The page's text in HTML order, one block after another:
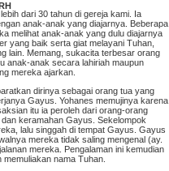
dari 30 tahun di gereja kami. Ia
anak-anak yang diajarnya. Beberapa
melihat anak-anak yang dulu diajarnya
yang baik serta giat melayani Tuhan,
lain. Memang, sukacita terbesar orang
anak-anak secara lahiriah maupun
mereka ajarkan.
dirinya sebagai orang tua yang
Gayus. Yohanes memujinya karena
itu ia peroleh dari orang-orang
keramahan Gayus. Sekelompok
lalu singgah di tempat Gayus. Gayus
mereka tidak saling mengenal (ay.
mereka. Pengalaman ini kemudian
nama Tuhan.